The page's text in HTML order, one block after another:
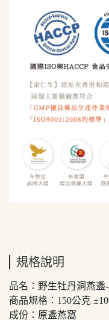
規格說明
品名：野生牡丹洞燕盞
商品規格：150公克
成份：原盞燕窩